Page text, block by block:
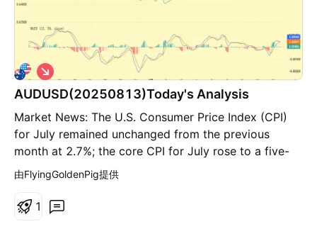
AUDUSD(20250813)Today's Analysis
Market News: The U.S. Consumer Price Index (CPI)
for July remained unchanged from the previous
month at 2.7%; the core CPI for July rose to a five-
month high of 3.1%. Following the release of these
rate cut by the Federal Reserve. Technical Analysis:
做
空
由FlyingGoldenPig提供
1